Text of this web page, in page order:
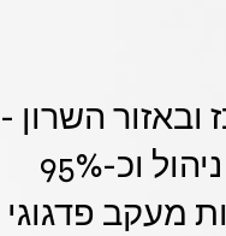
השרון -
פתרון מוסדי מקצועי עם חיסכון של עד 40% בזמן ניהול וכ-95%
מקבלות מעקב פדגוגי